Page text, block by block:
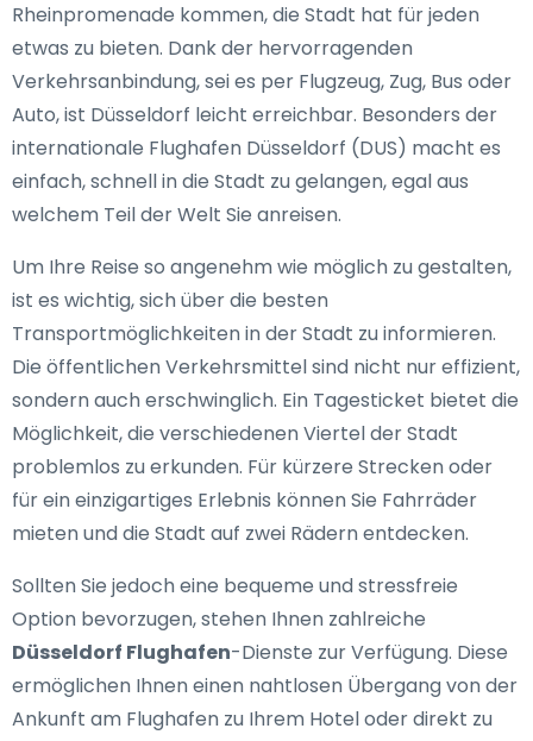
Rheinpromenade kommen, die Stadt hat für jeden
etwas zu bieten. Dank der hervorragenden
Verkehrsanbindung, sei es per Flugzeug, Zug, Bus oder
Auto, ist Düsseldorf leicht erreichbar. Besonders der
internationale Flughafen Düsseldorf (DUS) macht es
einfach, schnell in die Stadt zu gelangen, egal aus
welchem Teil der Welt Sie anreisen.
Um Ihre Reise so angenehm wie möglich zu gestalten,
ist es wichtig, sich über die besten
Transportmöglichkeiten in der Stadt zu informieren.
Die öffentlichen Verkehrsmittel sind nicht nur effizient,
sondern auch erschwinglich. Ein Tagesticket bietet die
Möglichkeit, die verschiedenen Viertel der Stadt
problemlos zu erkunden. Für kürzere Strecken oder
für ein einzigartiges Erlebnis können Sie Fahrräder
mieten und die Stadt auf zwei Rädern entdecken.
Sollten Sie jedoch eine bequeme und stressfreie
Option bevorzugen, stehen Ihnen zahlreiche
Düsseldorf Flughafen-Dienste zur Verfügung. Diese
ermöglichen Ihnen einen nahtlosen Übergang von der
Ankunft am Flughafen zu Ihrem Hotel oder direkt zu